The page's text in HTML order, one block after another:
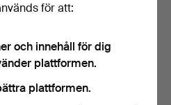
ARMBANDSUR, Longines,
för att:
och innehåll för dig
plattformen.
plattformen.